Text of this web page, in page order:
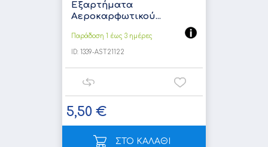
Εξαρτήματα
Αεροκαρφωτικού...
Παράδοση 1 έως 3 ημέρες
ID: 1339-AST21122
5,50 €
ΣΤΟ ΚΑΛΑΘΙ